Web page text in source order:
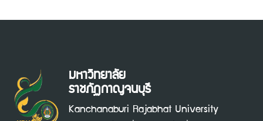
มหาวิทยาลัย
ราชภัฏกาญจนบุรี
Kanchanaburi Rajabhat University